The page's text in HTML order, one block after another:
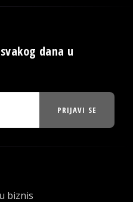
dana u
PRIJAVI SE
biznis